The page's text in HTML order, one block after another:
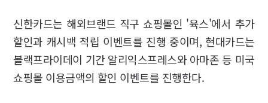
신한카드는 해외브랜드 직구 쇼핑몰인 '육스'에서 추가
할인과 캐시백 적립 이벤트를 진행 중이며, 현대카드는
블랙프라이데이 기간 알리익스프레스와 아마존 등 미국
쇼핑몰 이용금액의 할인 이벤트를 진행한다.